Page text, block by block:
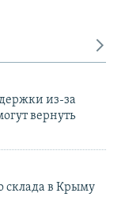
из-за
вернуть
склада в Крыму